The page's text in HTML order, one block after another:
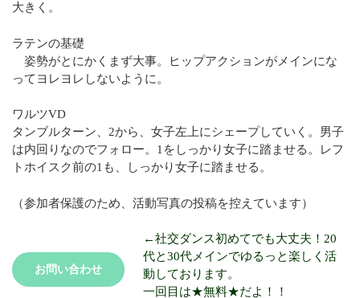
大きく。
ラテンの基礎
姿勢がとにかくまず大事。ヒップアクションがメインにな
ってヨレヨレしないように。
ワルツVD
タンブルターン、2から、女子左上にシェープしていく。男子
は内回りなのでフォロー。1をしっかり女子に踏ませる。レフ
トホイスク前の1も、しっかり女子に踏ませる。
（参加者保護のため、活動写真の投稿を控えています）
お問い合わせ
←社交ダンス初めてでも大丈夫！20
代と30代メインでゆるっと楽しく活
動しております。
一回目は★無料★だよ！！